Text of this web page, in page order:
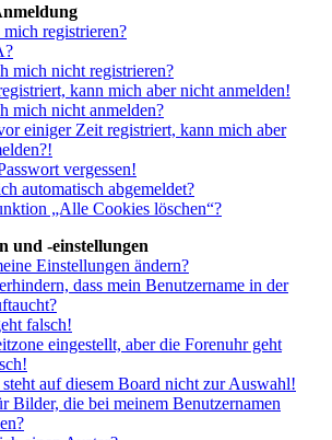
registrieren?
mich nicht registrieren?
kann mich aber nicht anmelden!
mich nicht anmelden?
einiger Zeit registriert, kann mich aber
vergessen!
automatisch abgemeldet?
„Alle Cookies löschen“?
und -einstellungen
Einstellungen ändern?
dass mein Benutzername in der
falsch!
eingestellt, aber die Forenuhr geht
auf diesem Board nicht zur Auswahl!
Bilder, die bei meinem Benutzernamen